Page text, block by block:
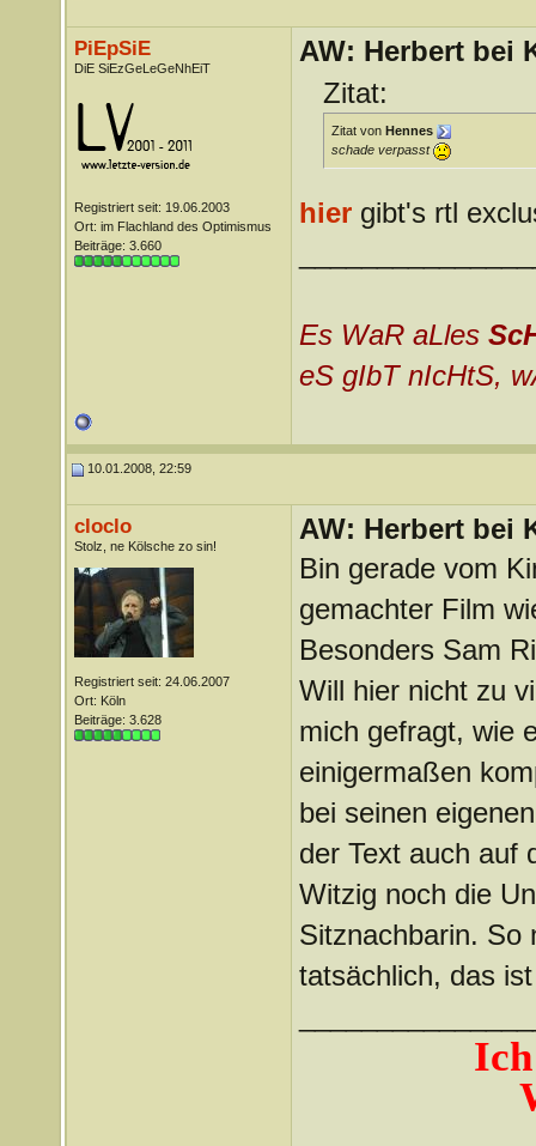
PiEpSiE
DiE SiEzGeLeGeNhEiT
Registriert seit: 19.06.2003
Ort: im Flachland des Optimismus
Beiträge: 3.660
AW: Herbert bei
Zitat:
Zitat von Hennes
schade verpasst
hiergibt's rtl
Es WaR aLles
eS gIbT nIcHtS,
10.01.2008, 22:59
cloclo
Stolz, ne Kölsche zo sin!
Registriert seit: 24.06.2007
Ort: Köln
Beiträge: 3.628
AW: Herbert bei
Bin gerade vom
gemachter Film
Besonders Sam
Will hier nicht zu
mich gefragt, wie
einigermaßen
bei seinen
der Text auch auf
Witzig noch die
Sitznachbarin. So
tatsächlich, das